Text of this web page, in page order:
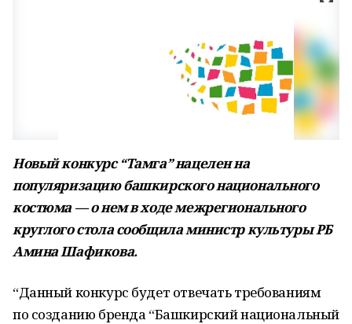
Новый конкурс “Тамга” нацелен на
популяризацию башкирского национального
костюма — о нем в ходе межрегионального
круглого стола сообщила министр культуры РБ
Амина Шафикова.
“Данный конкурс будет отвечать требованиям
по созданию бренда “Башкирский национальный